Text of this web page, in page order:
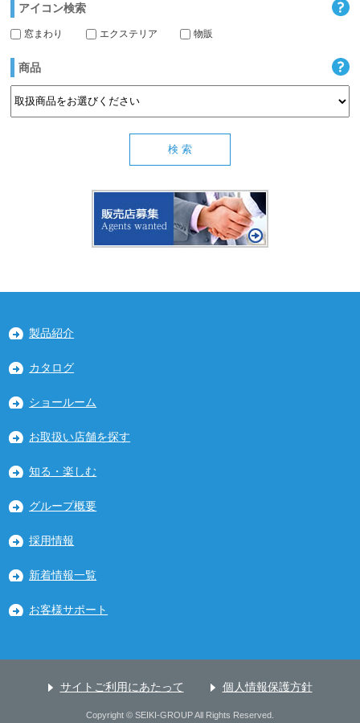
アイコン検索
窓まわり エクステリア 物販
商品
製品紹介
カタログ
ショールーム
お取扱い店舗を探す
知る・楽しむ
グループ概要
採用情報
新着情報一覧
お客様サポート
サイトご利用にあたって 個人情報保護方針
Copyright © SEIKI-GROUP All Rights Reserved.